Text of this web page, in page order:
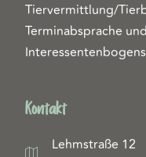
Tiervermittlung/
Terminabsprache
Kontakt
Lehmstraße 12